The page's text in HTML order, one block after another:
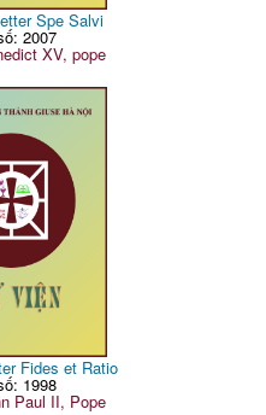
Spe Salvi
2007
XV, pope
Fides et Ratio
1998
Paul II, Pope